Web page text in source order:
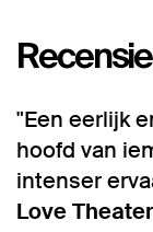
"Een eerlijk
hoofd van
intenser
Love Theater